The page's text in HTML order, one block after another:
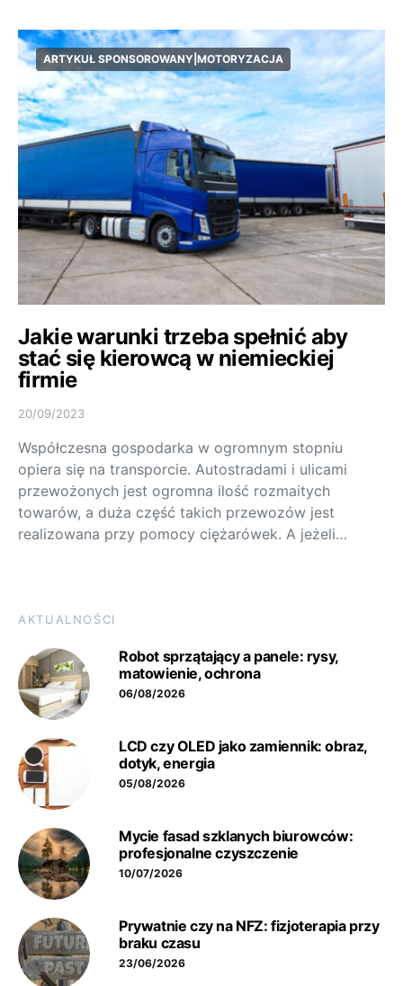
ARTYKUŁ SPONSOROWANY|MOTORYZACJA
Jakie warunki trzeba spełnić aby
stać się kierowcą w niemieckiej
firmie
20/09/2023
Współczesna gospodarka w ogromnym stopniu
opiera się na transporcie. Autostradami i ulicami
przewożonych jest ogromna ilość rozmaitych
towarów, a duża część takich przewozów jest
realizowana przy pomocy ciężarówek. A jeżeli…
AKTUALNOŚCI
Robot sprzątający a panele: rysy,
matowienie, ochrona
06/08/2026
LCD czy OLED jako zamiennik: obraz,
dotyk, energia
05/08/2026
Mycie fasad szklanych biurowców:
profesjonalne czyszczenie
10/07/2026
Prywatnie czy na NFZ: fizjoterapia przy
braku czasu
23/06/2026